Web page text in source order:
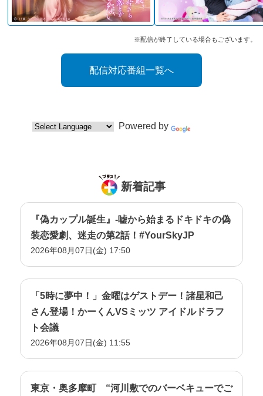
※配信が終了している場合もございます。
配信対応番組一覧へ
Powered by
新着記事
『偽カップル誕生』-嘘から始まるドキドキの偽
装恋愛劇、迷走の第2話！#YourSkyJP
2026年08月07日(金) 17:50
「5時に夢中！」金曜はゲストデー！諸星和己
さん登場！かーくんVSミッツ アイドルドラフ
ト会議
2026年08月07日(金) 11:55
東京・奥多摩町 “河川敷でのバーベキューでご